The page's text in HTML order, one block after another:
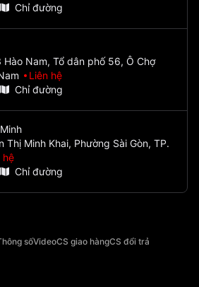
Chỉ đường
Hào Nam, Tổ dân phố 56, Ô Chợ
Liên hệ
Chỉ đường
Thị Minh Khai, Phường Sài Gòn, TP.
hệ
Chỉ đường
sốVideoCS giao hàngCS đổi trả